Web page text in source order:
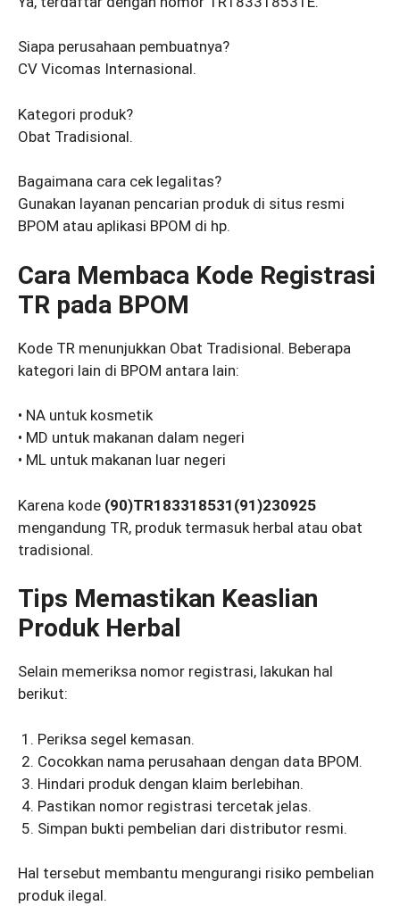
Siapa perusahaan pembuatnya?
CV Vicomas Internasional.
Kategori produk?
Obat Tradisional.
Bagaimana cara cek legalitas?
Gunakan layanan pencarian produk di situs resmi
BPOM atau aplikasi BPOM di hp.
Cara Membaca Kode Registrasi
TR pada BPOM
Kode TR menunjukkan Obat Tradisional. Beberapa
kategori lain di BPOM antara lain:
• NA untuk kosmetik
• MD untuk makanan dalam negeri
• ML untuk makanan luar negeri
Karena kode (90)TR183318531(91)230925
mengandung TR, produk termasuk herbal atau obat
tradisional.
Tips Memastikan Keaslian
Produk Herbal
Selain memeriksa nomor registrasi, lakukan hal
berikut:
Periksa segel kemasan.
Cocokkan nama perusahaan dengan data BPOM.
Hindari produk dengan klaim berlebihan.
Pastikan nomor registrasi tercetak jelas.
Simpan bukti pembelian dari distributor resmi.
Hal tersebut membantu mengurangi risiko pembelian
produk ilegal.